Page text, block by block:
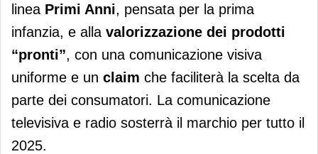
linea Primi Anni, pensata per la prima
infanzia, e alla valorizzazione dei prodotti
“pronti”, con una comunicazione visiva
uniforme e un claim che faciliterà la scelta da
parte dei consumatori. La comunicazione
televisiva e radio sosterrà il marchio per tutto il
2025.